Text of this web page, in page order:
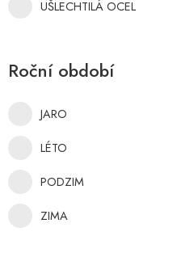
UŠLECHTILÁ OCEL
Roční období
JARO
LÉTO
PODZIM
ZIMA